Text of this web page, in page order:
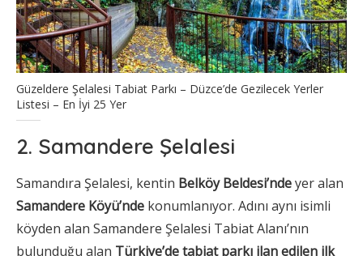
Güzeldere Şelalesi Tabiat Parkı – Düzce’de Gezilecek Yerler
Listesi – En İyi 25 Yer
2. Samandere Şelalesi
Samandıra Şelalesi, kentin Belköy Beldesi’ndeyer alan
Samandere Köyü’nde konumlanıyor. Adını aynı isimli
köyden alan Samandere Şelalesi Tabiat Alanı’nın
bulunduğu alan Türkiye’de tabiat parkı ilan edilen ilk